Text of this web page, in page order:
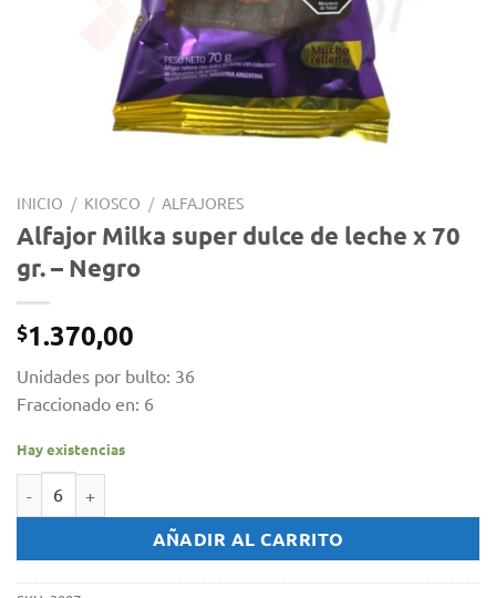
INICIO / KIOSCO / ALFAJORES
Alfajor Milka super dulce de leche x 70
gr. – Negro
$1.370,00
Unidades por bulto: 36
Fraccionado en: 6
Hay existencias
Alfajor Milka super dulce de leche x 70 gr. - Negro cantidad
AÑADIR AL CARRITO